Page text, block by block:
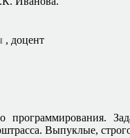
, доцент
программирования.
Выпуклые,